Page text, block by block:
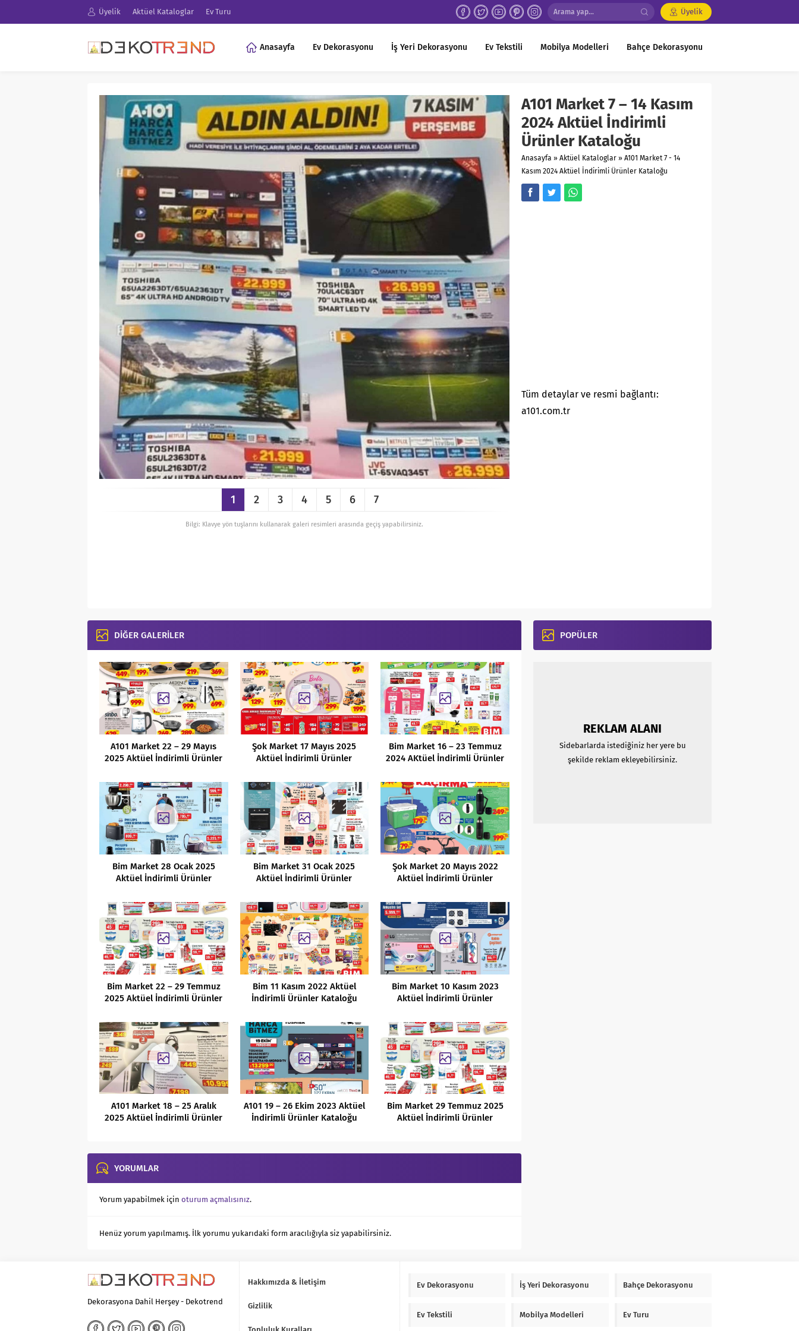
Üyelik Aktüel Kataloglar Ev Turu Üyelik
Anasayfa Ev Dekorasyonu İş Yeri Dekorasyonu Ev Tekstili Mobilya Modelleri Bahçe Dekorasyonu
1 2 3 4 5 6 7
Bilgi: Klavye yön tuşlarını kullanarak galeri resimleri arasında geçiş yapabilirsiniz.
A101 Market 7 – 14 Kasım
2024 Aktüel İndirimli
Ürünler Kataloğu
Anasayfa » Aktüel Kataloglar » A101 Market 7 - 14
Kasım 2024 Aktüel İndirimli Ürünler Kataloğu
Tüm detaylar ve resmi bağlantı:
a101.com.tr
DİĞER GALERİLER
A101 Market 22 – 29 Mayıs
2025 Aktüel İndirimli Ürünler
Şok Market 17 Mayıs 2025
Aktüel İndirimli Ürünler
Bim Market 16 – 23 Temmuz
2024 AKtüel İndirimli Ürünler
Bim Market 28 Ocak 2025
Aktüel İndirimli Ürünler
Bim Market 31 Ocak 2025
Aktüel İndirimli Ürünler
Şok Market 20 Mayıs 2022
Aktüel İndirimli Ürünler
Bim Market 22 – 29 Temmuz
2025 Aktüel İndirimli Ürünler
Bim 11 Kasım 2022 Aktüel
İndirimli Ürünler Kataloğu
Bim Market 10 Kasım 2023
Aktüel İndirimli Ürünler
A101 Market 18 – 25 Aralık
2025 Aktüel İndirimli Ürünler
A101 19 – 26 Ekim 2023 Aktüel
İndirimli Ürünler Kataloğu
Bim Market 29 Temmuz 2025
Aktüel İndirimli Ürünler
YORUMLAR
Yorum yapabilmek için oturum açmalısınız.
Henüz yorum yapılmamış. İlk yorumu yukarıdaki form aracılığıyla siz yapabilirsiniz.
POPÜLER
REKLAM ALANI
Sidebarlarda istediğiniz her yere bu
şekilde reklam ekleyebilirsiniz.
Dekorasyona Dahil Herşey - Dekotrend
Hakkımızda & İletişim
Gizlilik
Ev Dekorasyonu İş Yeri Dekorasyonu Bahçe Dekorasyonu
Ev Tekstili Mobilya Modelleri Ev Turu